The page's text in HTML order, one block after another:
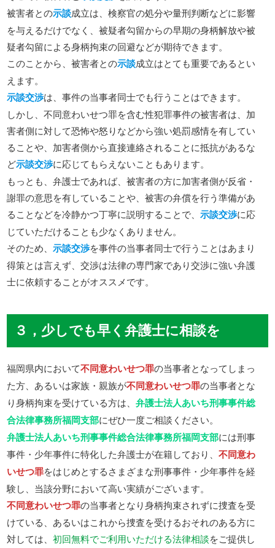
被害者との示談成立は、検察官の処分や量刑判断などに影響
を与えるだけでなく、被疑者勾留からの早期の身柄解放や被
疑者勾留による身柄拘束の回避などが期待できます。
このことから、被害者との示談成立はとても重要であるとい
えます。
示談交渉は、事件の当事者同士でも行うことはできます。
しかし、不同意わいせつ罪を含む性犯罪事件の被害者は、加
害者側に対して恐怖や怒りなどから強い処罰感情を有してい
ることや、加害者側から直接連絡されることに抵抗があるな
ど示談交渉に応じてもらえないこともあります。
もっとも、弁護士であれば、被害者の方に加害者側が反省・
謝罪の意思を有していることや、被害の弁償を行う準備があ
ることなどを冷静かつ丁寧に説明することで、示談交渉に応
じていただけることも少なくありません。
そのため、示談交渉を事件の当事者同士で行うことはあまり
得策とは言えず、交渉は法律の専門家であり交渉に強い弁護
士に依頼することがオススメです。
３，少しでも早く弁護士に相談を
福岡県内において不同意わいせつ罪の当事者となってしまっ
た方、あるいは家族・親族が不同意わいせつ罪の当事者とな
り身柄拘束を受けている方は、弁護士法人あいち刑事事件総
合法律事務所福岡支部にぜひ一度ご相談ください。
弁護士法人あいち刑事事件総合法律事務所福岡支部には刑事
事件・少年事件に特化した弁護士が在籍しており、不同意わ
いせつ罪をはじめとするさまざまな刑事事件・少年事件を経
験し、当該分野において高い実績がございます。
不同意わいせつ罪の当事者となり身柄拘束されずに捜査を受
けている、あるいはこれから捜査を受けるおそれのある方に
対しては、初回無料でご利用いただける法律相談をご提供し